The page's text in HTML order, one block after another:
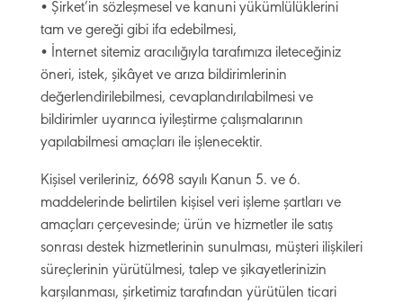
• Şirket’in sözleşmesel ve kanuni yükümlülüklerini
tam ve gereği gibi ifa edebilmesi,
• İnternet sitemiz aracılığıyla tarafımıza ileteceğiniz
öneri, istek, şikâyet ve arıza bildirimlerinin
değerlendirilebilmesi, cevaplandırılabilmesi ve
bildirimler uyarınca iyileştirme çalışmalarının
yapılabilmesi amaçları ile işlenecektir.
Kişisel verileriniz, 6698 sayılı Kanun 5. ve 6.
maddelerinde belirtilen kişisel veri işleme şartları ve
amaçları çerçevesinde; ürün ve hizmetler ile satış
sonrası destek hizmetlerinin sunulması, müşteri ilişkileri
süreçlerinin yürütülmesi, talep ve şikayetlerinizin
karşılanması, şirketimiz tarafından yürütülen ticari